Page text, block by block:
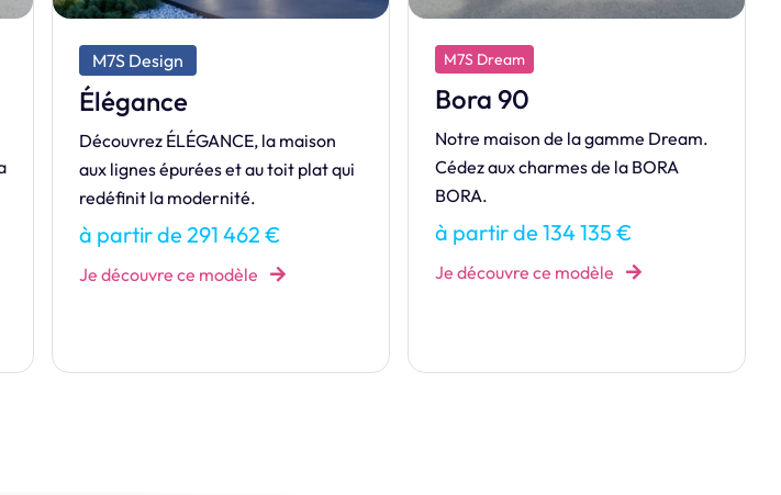
M7S Dream
Bora 90
Notre maison de la gamme Dream.
Cédez aux charmes de la BORA
BORA.
à partir de 134 135 €
Je découvre ce modèle
M7S Exclusive
Eminence
Véritable Best-seller, l'Eminence
sait allier espace, luminosité et
savoir vivre !
à partir de 157 146 €
Je découvre ce modèle